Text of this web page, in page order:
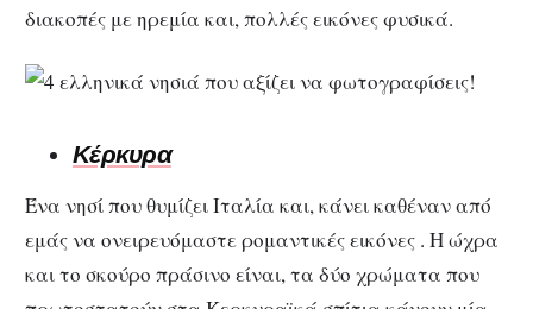
διακοπές με ηρεμία και, πολλές εικόνες φυσικά.
Κέρκυρα
Ένα νησί που θυμίζει Ιταλία και, κάνει καθέναν από
εμάς να ονειρευόμαστε ρομαντικές εικόνες . Η ώχρα
και το σκούρο πράσινο είναι, τα δύο χρώματα που